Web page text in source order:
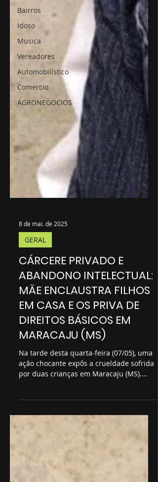
Bairros
Idoso
Musica
Vereadores
Automobilístico
Comercio
AGRONEGOCIOS
8 de mai. de 2025
GERAL
CÁRCERE PRIVADO E
ABANDONO INTELECTUAL:
MÃE ENCLAUSTRA FILHOS
EM CASA E OS PRIVA DE
DIREITOS BÁSICOS EM
MARACAJU (MS)
Na tarde desta quarta-feira (07/05), uma